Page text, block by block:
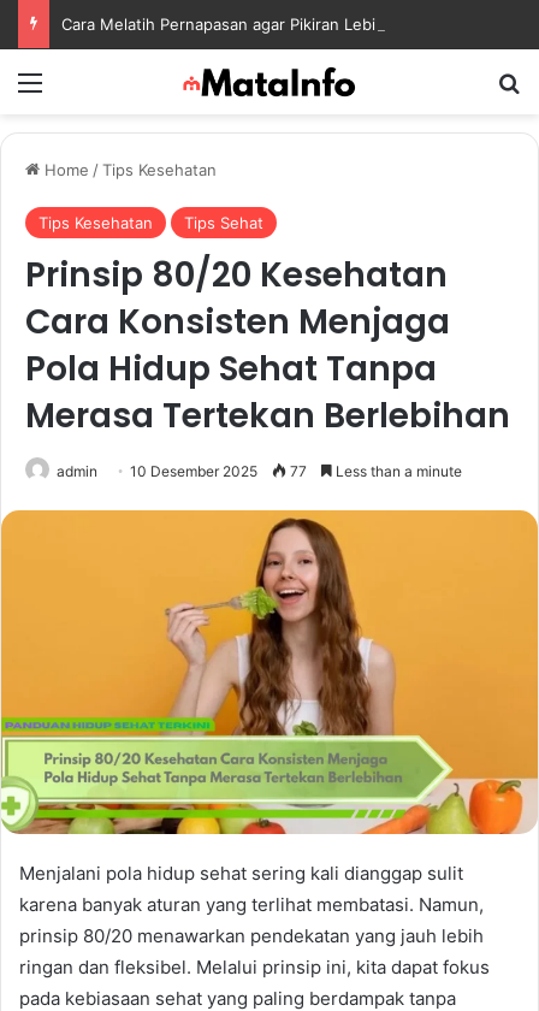
Home /Tips Kesehatan
Tips Kesehatan Tips Sehat
Prinsip 80/20 Kesehatan
Cara Konsisten Menjaga
Pola Hidup Sehat Tanpa
Merasa Tertekan Berlebihan
admin 10 Desember 2025 77 Less than a minute
Menjalani pola hidup sehat sering kali dianggap sulit
karena banyak aturan yang terlihat membatasi. Namun,
prinsip 80/20 menawarkan pendekatan yang jauh lebih
ringan dan fleksibel. Melalui prinsip ini, kita dapat fokus
pada kebiasaan sehat yang paling berdampak tanpa